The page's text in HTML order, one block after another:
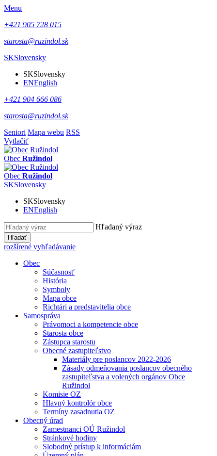
Menu
+421 905 728 015
starosta@ruzindol.sk
SKSlovensky
SKSlovensky
ENEnglish
+421 904 666 086
starosta@ruzindol.sk
Seniori Mapa webu RSS
Vytlačiť
Obec Ružindol
Obec Ružindol
SKSlovensky
SKSlovensky
ENEnglish
Hľadaný výraz
Hľadať
rozšírené vyhľadávanie
Obec
Súčasnosť
História
Symboly
Mapa obce
Richtári a predstavitelia obce
Samospráva
Právomoci a kompetencie obce
Starosta obce
Zástupca starostu
Obecné zastupiteľstvo
Materiály pre poslancov 2022-2026
Zásady odmeňovania poslancov obecného
zastupiteľstva a volených orgánov Obce
Ružindol
Komisie OZ
Hlavný kontrolór obce
Termíny zasadnutia OZ
Obecný úrad
Zamestnanci OÚ Ružindol
Stránkové hodiny
Slobodný prístup k informáciám